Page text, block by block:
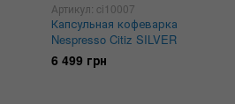
Артикул: ci10007
Капсульная кофеварка
Nespresso Citiz SILVER
6 499 грн